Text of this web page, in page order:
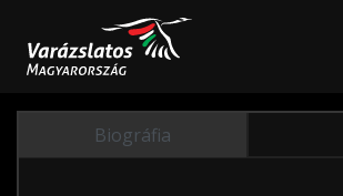
Biográfia